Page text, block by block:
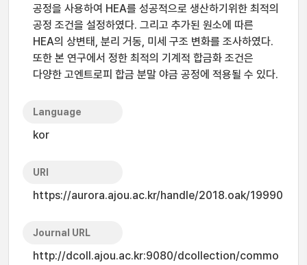
공정을 사용하여 HEA를 성공적으로 생산하기위한 최적의
공정 조건을 설정하였다. 그리고 추가된 원소에 따른
HEA의 상변태, 분리 거동, 미세 구조 변화를 조사하였다.
또한 본 연구에서 정한 최적의 기계적 합금화 조건은
다양한 고엔트로피 합금 분말 야금 공정에 적용될 수 있다.
Language
kor
URI
https://aurora.ajou.ac.kr/handle/2018.oak/19990
Journal URL
http://dcoll.ajou.ac.kr:9080/dcollection/commo